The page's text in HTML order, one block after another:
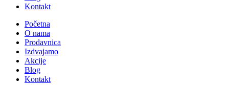
Kontakt
Početna
O nama
Prodavnica
Izdvajamo
Akcije
Blog
Kontakt